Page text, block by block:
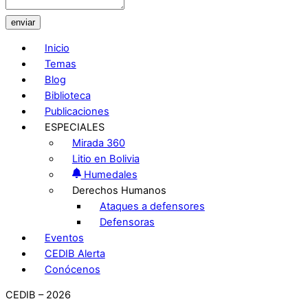
enviar
Inicio
Temas
Blog
Biblioteca
Publicaciones
ESPECIALES
Mirada 360
Litio en Bolivia
Humedales
Derechos Humanos
Ataques a defensores
Defensoras
Eventos
CEDIB Alerta
Conócenos
CEDIB – 2026